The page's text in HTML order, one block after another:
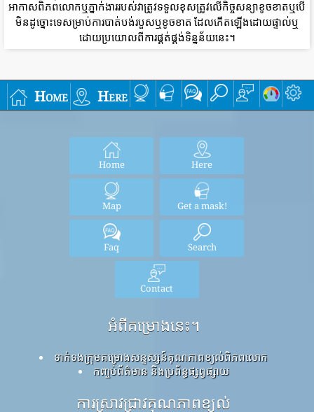
អាកាសពិភពលោកឬភ្នាក់ងាររបស់វាត្រូវទទួលខុសត្រូវលើកិច្ចសន្យាខូចខាតឬបើ
មិនដូច្នោះទេសម្រាប់ការបាត់បង់របួសឬខូចខាត ដែលកើតឡើងដោយផ្ទាល់ឬ
ដោយប្រយោលពីការផ្គត់ផ្គង់ទិន្នន័យនេះ។
Home Here
Home Here
Map Get a mask!
Faq Search
Contact
អំពីគម្រោងនេះ។
ទាក់ទងក្រុមគម្រោងសន្ទស្សន៍គុណភាពខ្យល់ពិភពលោក
កញ្ចប់ព័ត៌មាន និងប្រព័ន្ធផ្សព្វផ្សាយ
ការស្រាវជ្រាវគុណភាពខ្យល់